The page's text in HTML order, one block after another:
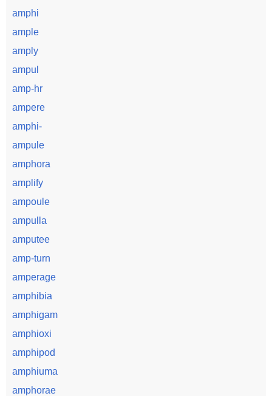
amphi
ample
amply
ampul
amp-hr
ampere
amphi-
ampule
amphora
amplify
ampoule
ampulla
amputee
amp-turn
amperage
amphibia
amphigam
amphioxi
amphipod
amphiuma
amphorae